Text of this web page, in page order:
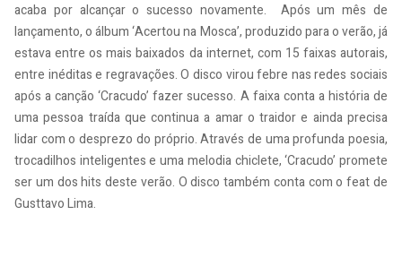
acaba por alcançar o sucesso novamente. Após um mês de
lançamento, o álbum ‘Acertou na Mosca’, produzido para o verão, já
estava entre os mais baixados da internet, com 15 faixas autorais,
entre inéditas e regravações. O disco virou febre nas redes sociais
após a canção ‘Cracudo’ fazer sucesso. A faixa conta a história de
uma pessoa traída que continua a amar o traidor e ainda precisa
lidar com o desprezo do próprio. Através de uma profunda poesia,
trocadilhos inteligentes e uma melodia chiclete, ‘Cracudo’ promete
ser um dos hits deste verão. O disco também conta com o feat de
Gusttavo Lima.